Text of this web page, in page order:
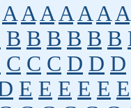
A A A A A A A
B B B B B B
C C C D D D
E E E E E E